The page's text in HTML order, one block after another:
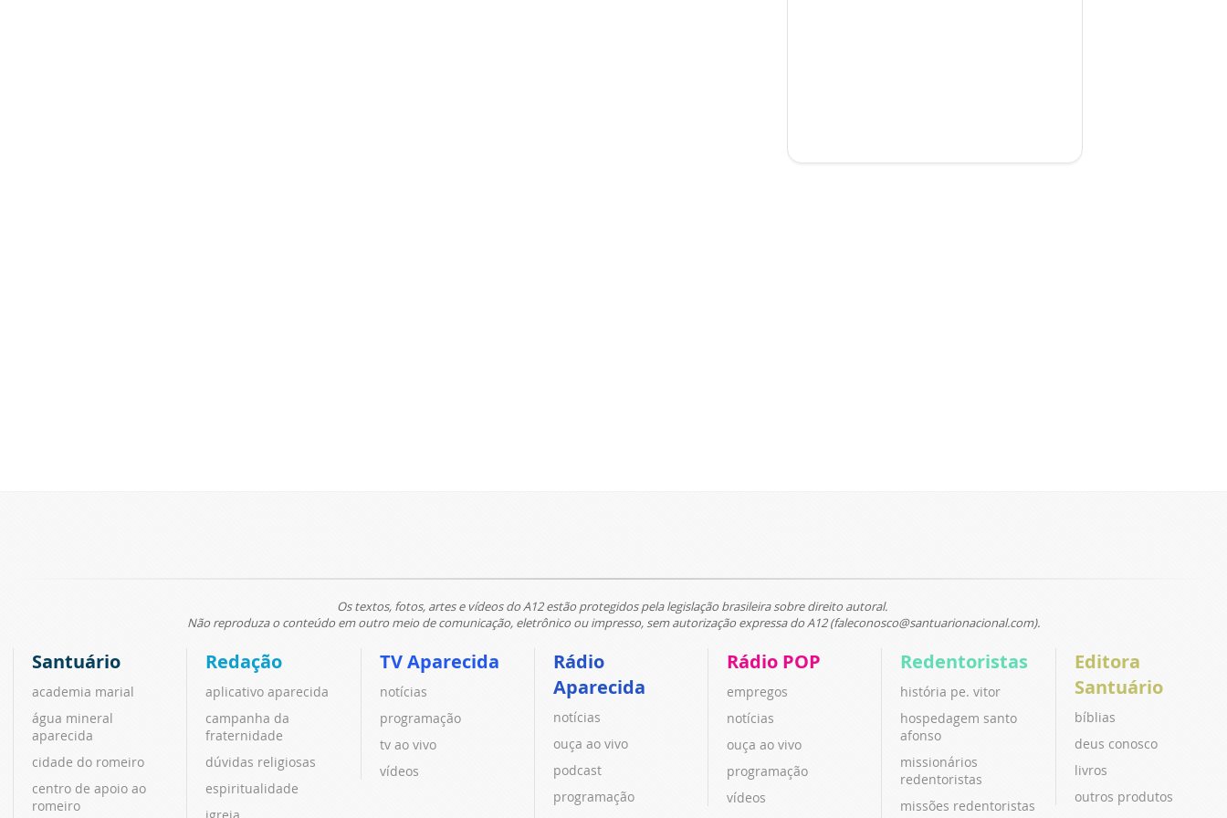
Os textos, fotos, artes e vídeos do A12 estão protegidos pela legislação brasileira sobre direito autoral.
Não reproduza o conteúdo em outro meio de comunicação, eletrônico ou impresso, sem autorização expressa do A12 (faleconosco@santuarionacional.com).
Santuário
academia marial
água mineral
aparecida
cidade do romeiro
centro de apoio ao
romeiro
Redação
aplicativo aparecida
campanha da
fraternidade
dúvidas religiosas
espiritualidade
igreja
TV Aparecida
notícias
programação
tv ao vivo
vídeos
Rádio
Aparecida
notícias
ouça ao vivo
podcast
programação
Rádio POP
empregos
notícias
ouça ao vivo
programação
vídeos
Redentoristas
história pe. vitor
hospedagem santo
afonso
missionários
redentoristas
missões redentoristas
Editora
Santuário
bíblias
deus conosco
livros
outros produtos